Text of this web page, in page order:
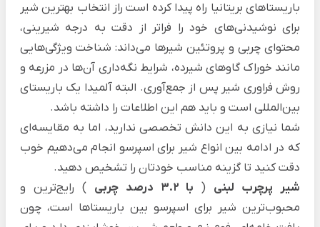
باریستاهای بریتانیا راه پیدا کرده است راز انتخاب بهترین شیر
برای نوشیدنی‌های خود را فراتر از دقت به درجه شیرینی،
محتوای چربی و پروتئین شیرها می‌داند: شناخت ویژگی‌هایی
مانند خوراک گاوهای شیرده، شرایط نگه‌داری آن‌ها در مزرعه و
روش فراوری شیر پس از جمع‌آوری. البته آلمیدا یک باریستای
بین‌المللی است و باید هم این اطلاعات را داشته باشد.
شما نیازی به این دانش تخصصی ندارید، اما به مقایسه‌ای
که در ادامه بین انواع شیر برای اسپرسو انجام می‌دهیم خوب
دقت کنید تا گزینه مناسب خودتان را تشخیص دهید.
شیر پرچرب لبنی ( با ۳.۲ درصد چربی
) رایج‌ترین و
محبوب‌ترین شیر برای اسپرسو بین باریستاها است، چون